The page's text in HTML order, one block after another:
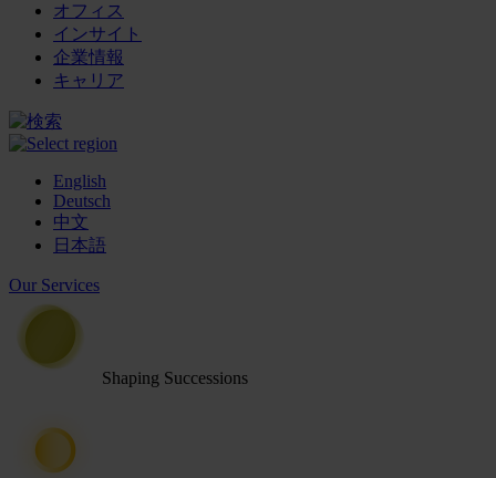
オフィス
インサイト
企業情報
キャリア
English
Deutsch
中文
日本語
Our Services
Shaping Successions